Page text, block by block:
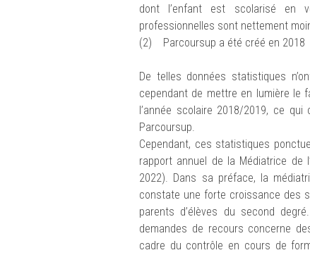
dont l’enfant est scolarisé en
professionnelles sont nettement
(2) Parcoursup a été créé en 2018
De telles données statistiques
cependant de mettre en lumière le
l’année scolaire 2018/2019, ce
Parcoursup.
Cependant, ces statistiques
rapport annuel de la Médiatrice de
2022). Dans sa préface, la
constate une forte croissance des
parents d’élèves du second
demandes de recours concerne
cadre du contrôle en cours de